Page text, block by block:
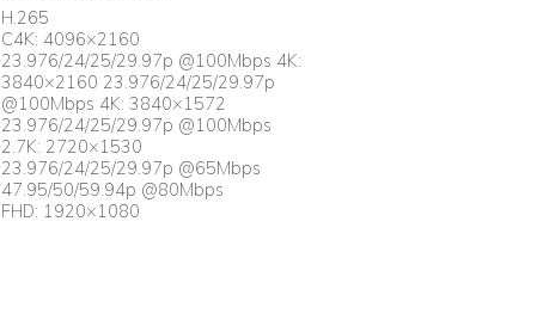
H.265
C4K: 4096×2160
23.976/24/25/29.97p @100Mbps 4K:
3840×2160 23.976/24/25/29.97p
@100Mbps 4K: 3840×1572
23.976/24/25/29.97p @100Mbps
2.7K: 2720×1530
23.976/24/25/29.97p @65Mbps
47.95/50/59.94p @80Mbps
FHD: 1920×1080